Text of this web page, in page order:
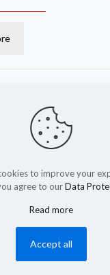
to improve your
agree to ourData
Read more
Accept all